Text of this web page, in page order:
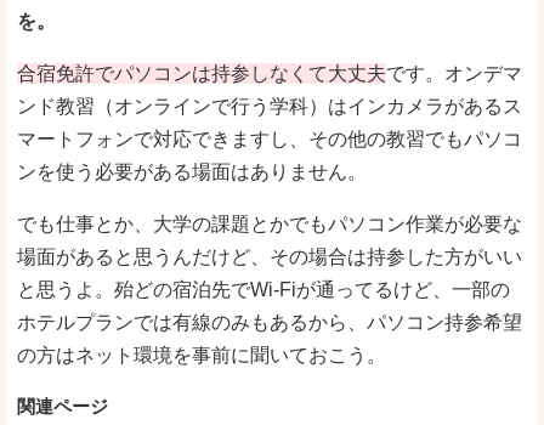
を。
合宿免許でパソコンは持参しなくて大丈夫です。オンデマ
ンド教習（オンラインで行う学科）はインカメラがあるス
マートフォンで対応できますし、その他の教習でもパソコ
ンを使う必要がある場面はありません。
でも仕事とか、大学の課題とかでもパソコン作業が必要な
場面があると思うんだけど、その場合は持参した方がいい
と思うよ。殆どの宿泊先でWi-Fiが通ってるけど、一部の
ホテルプランでは有線のみもあるから、パソコン持参希望
の方はネット環境を事前に聞いておこう。